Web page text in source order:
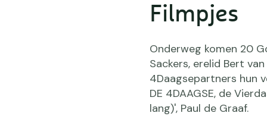
Filmpjes
Onderweg komen 20
Sackers, erelid Bert
4Daagsepartners hun
DE 4DAAGSE, de
lang)', Paul de Graaf.